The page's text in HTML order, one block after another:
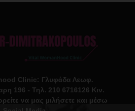
Clinic: Γλυφάδα Λεωφ.
196 - Τηλ. 210 6716126 Κιν.
να μας μιλήσετε και μέσω